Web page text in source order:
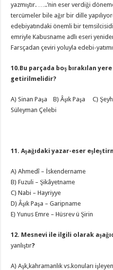
yazmıştır. …..’nin eser verdiği
tercümeler bile ağır bir dille
edebiyatındaki önemli bir
emriyle Kabusname adlı eseri
Farsçadan çeviri yoluyla edebi-
10.Bu parçada boş bırakılan
getirilmelidir?
A) Sinan Paşa B) Âşık Paşa C)
Süleyman Çelebi
11. Aşağıdaki yazar-eser
A) Ahmedî – İskendername
B) Fuzuli – Şikâyetname
C) Nabi – Hayriyye
D) Âşık Paşa – Garipname
E) Yunus Emre – Hüsrev ü Şirin
12. Mesnevi ile ilgili olarak
yanlıştır?
A) Aşk,kahramanlık vs.konuları